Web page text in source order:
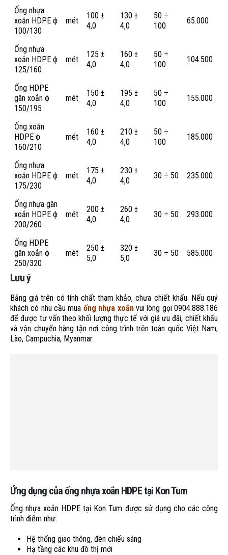
Ống nhựa
xoắn HDPE ϕ
100/130
mét
100 ±
4,0
130 ±
4,0
50 ÷
100
65.000
Ống nhựa
xoắn HDPE ϕ
125/160
mét
125 ±
4,0
160 ±
4,0
50 ÷
100
104.500
Ống HDPE
gân xoắn ϕ
150/195
mét
150 ±
4,0
195 ±
4,0
50 ÷
100
155.000
Ống xoắn
HDPE ϕ
160/210
mét
160 ±
4,0
210 ±
4,0
50 ÷
100
185.000
Ống nhựa
xoắn HDPE ϕ
175/230
mét
175 ±
4,0
230 ±
4,0
30 ÷ 50 235.000
Ống nhựa gân
xoắn HDPE ϕ
200/260
mét
200 ±
4,0
260 ±
4,0
30 ÷ 50 293.000
Ống HDPE
gân xoắn ϕ
250/320
mét
250 ±
5,0
320 ±
5,0
30 ÷ 50 585.000
Lưu ý
Bảng giá trên có tính chất tham khảo, chưa chiết khấu. Nếu quý
khách có nhu cầu mua ống nhựa xoắnvui lòng gọi 0904.888.186
để được tư vấn theo khối lượng thực tế với giá ưu đãi, chiết khấu
và vận chuyển hàng tận nơi công trình trên toàn quốc Việt Nam,
Lào, Campuchia, Myanmar.
Ứng dụng của ống nhựa xoắn HDPE tại Kon Tum
Ống nhựa xoắn HDPE tại Kon Tum được sử dụng cho các công
trình điểm như:
Hệ thống giao thông, đèn chiếu sáng
Hạ tầng các khu đô thị mới